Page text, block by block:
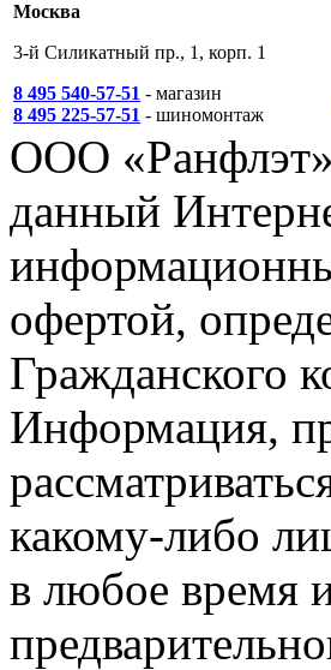
Москва
3-й Силикатный пр., 1, корп. 1
8 495 540-57-51 - магазин
8 495 225-57-51 - шиномонтаж
ООО
данный
офертой,
Гражданского
Информация,
какому-либо
в любое время